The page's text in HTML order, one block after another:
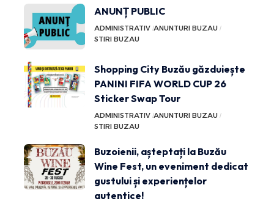
ANUNȚ PUBLIC
ADMINISTRATIV ANUNTURI BUZAU
STIRI BUZAU
Shopping City Buzău găzduiește
PANINI FIFA WORLD CUP 26
Sticker Swap Tour
ADMINISTRATIV ANUNTURI BUZAU
STIRI BUZAU
Buzoienii, așteptați la Buzău
Wine Fest, un eveniment dedicat
gustului și experiențelor
autentice!